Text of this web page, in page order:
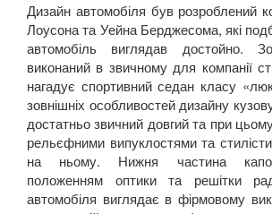
Дизайн автомобіля був розроблений
Лоусона та Уейна Берджесома, які
автомобіль виглядав достойно.
виконаний в звичному для компанії
нагадує спортивний седан класу
зовнішніх особливостей дизайну
достатньо звичний довгий та при
рельєфними випуклостями та
на ньому. Нижня частина
положенням оптики та решітки
автомобіля виглядає в фірмовому